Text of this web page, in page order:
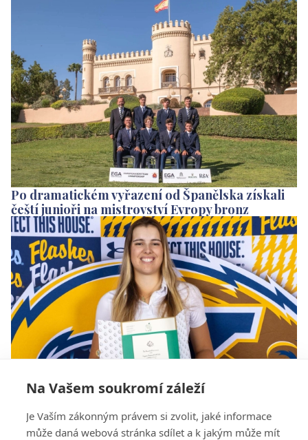
Na Vašem soukromí záleží
Je Vaším zákonným právem si zvolit, jaké informace
může daná webová stránka sdílet a k jakým může mít
Po dramatickém vyřazení od Španělska získali
čeští junioři na mistrovství Evropy bronz
Blázen, co skákal za sklem radostí. Kedroňová
si splnila obří sen a zahraje si ve slavné Augustě